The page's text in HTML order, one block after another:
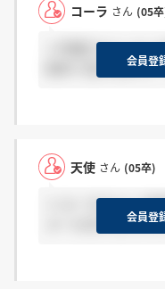
コーラ さん (05
＞天使さんへ メー
初めて会えるので
会員登
天使 さん (05卒)
＞コーラさんへ 内
メールをチェック
会員登